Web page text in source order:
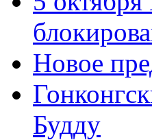
Новое
Будду